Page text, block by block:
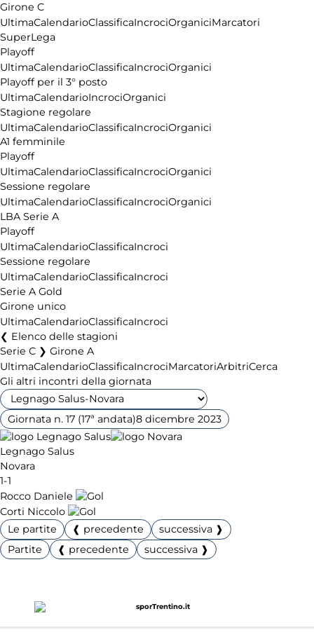
Girone C
UltimaCalendarioClassificaIncrociOrganiciMarcatori
SuperLega
Playoff
UltimaCalendarioClassificaIncrociOrganici
Playoff per il 3° posto
UltimaCalendarioIncrociOrganici
Stagione regolare
UltimaCalendarioClassificaIncrociOrganici
A1 femminile
Playoff
UltimaCalendarioClassificaIncrociOrganici
Sessione regolare
UltimaCalendarioClassificaIncrociOrganici
LBA Serie A
Playoff
UltimaCalendarioClassificaIncroci
Sessione regolare
UltimaCalendarioClassificaIncroci
Serie A Gold
Girone unico
UltimaCalendarioClassificaIncroci
Elenco delle stagioni
Serie C ❯ Girone A
UltimaCalendarioClassificaIncrociMarcatoriArbitriCerca
Gli altri incontri della giornata
Giornata n. 17 (17ª andata)8 dicembre 2023
Legnago Salus
Novara
1-1
Rocco Daniele
Corti Niccolo
Le partite
❰ precedente
successiva ❱
Partite
❰ precedente successiva ❱